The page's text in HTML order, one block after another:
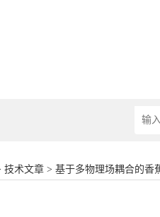
技术文章> 基于多物理场耦合的香